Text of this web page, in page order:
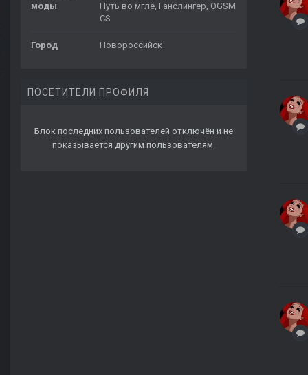
моды
Путь во мгле, Ганслингер, OGSM
CS
Город Новороссийск
ПОСЕТИТЕЛИ ПРОФИЛЯ
Блок последних пользователей отключён и не
показывается другим пользователям.